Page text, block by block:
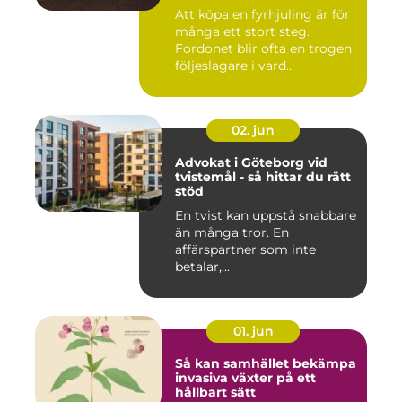
Att köpa en fyrhjuling är för
många ett stort steg.
Fordonet blir ofta en trogen
följeslagare i vard...
02. jun
Advokat i Göteborg vid
tvistemål - så hittar du rätt
stöd
En tvist kan uppstå snabbare
än många tror. En
affärspartner som inte
betalar,...
01. jun
Så kan samhället bekämpa
invasiva växter på ett
hållbart sätt